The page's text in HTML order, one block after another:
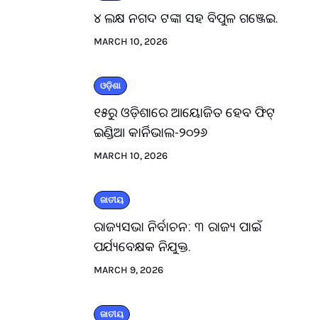
୪ ଲକ୍ଷ ନଗଦ ଟଙ୍କା ସହ ବିପୁଳ ଗଞ୍ଜେଇ.
MARCH 10, 2026
ଓଡ଼ିଶା
୧୫ରୁ ଓଡ଼ିଶାରେ ଆୟୋଜିତ ହେବ ଫିଟ୍
ଇଣ୍ଡିଆ କାର୍ନିଭାଲ-୨୦୨୬
MARCH 10, 2026
ଜାତୀୟ
ରାଜ୍ୟସଭା ନିର୍ବାଚନ: ୩ ରାଜ୍ୟ ପାଇଁ
ପର୍ଯ୍ୟବେକ୍ଷକ ନିଯୁକ୍ତ.
MARCH 9, 2026
ଜାତୀୟ